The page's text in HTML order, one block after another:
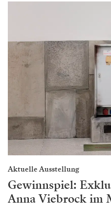
Aktuelle Ausstellung
Gewinnspiel:
Anna Viebrock im